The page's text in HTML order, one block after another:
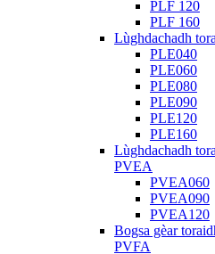
PLF 120
PLF 160
Lùghdachadh
PLE040
PLE060
PLE080
PLE090
PLE120
PLE160
Lùghdachadh
PVEA
PVEA060
PVEA090
PVEA120
Bogsa gèar
PVFA